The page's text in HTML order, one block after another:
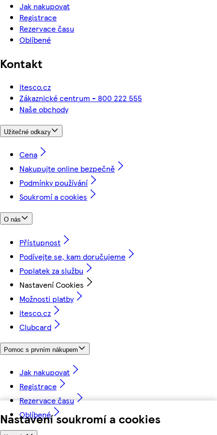
Nastavení soukromí a cookies
Jak nakupovat
Registrace
Rezervace času
Oblíbené
Kontakt
itesco.cz
Zákaznické centrum - 800 222 555
Naše obchody
Užitečné odkazy
Cena
Nakupujte online bezpečně
Podmínky používání
Soukromí a cookies
O nás
Přístupnost
Podívejte se, kam doručujeme
Poplatek za službu
Nastavení Cookies
Možnosti platby
itesco.cz
Clubcard
Pomoc s prvním nákupem
Jak nakupovat
Registrace
Rezervace času
Oblíbené